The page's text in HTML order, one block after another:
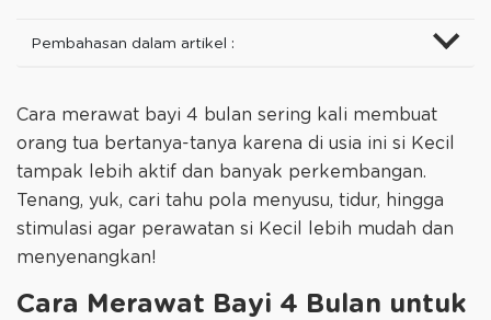
Pembahasan dalam artikel :
Cara merawat bayi 4 bulan sering kali membuat
orang tua bertanya-tanya karena di usia ini si Kecil
tampak lebih aktif dan banyak perkembangan.
Tenang, yuk, cari tahu pola menyusu, tidur, hingga
stimulasi agar perawatan si Kecil lebih mudah dan
menyenangkan!
Cara Merawat Bayi 4 Bulan untuk